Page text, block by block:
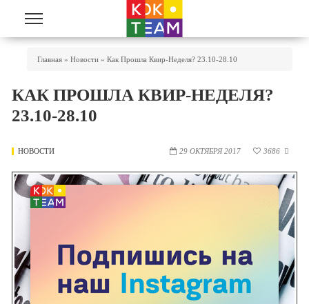
Перейти к основному содержанию
Главная » Новости » Как Прошла Квир-Неделя? 23.10-28.10
КАК ПРОШЛА КВИР-НЕДЕЛЯ?
23.10-28.10
НОВОСТИ 29 ОКТЯБРЯ 2017 3686 